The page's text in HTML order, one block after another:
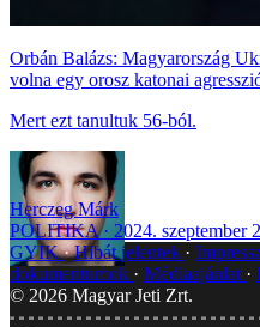
Orbán Balázs: Magyarország
volna egy orosz katonai
Mert ezt tanultuk 56-ból.
Herczeg Márk
POLITIKA
2024. szeptember
GYIK Hibát jelentek
dokumentumok
Médiaajánlat
© 2026 Magyar Jeti Zrt.